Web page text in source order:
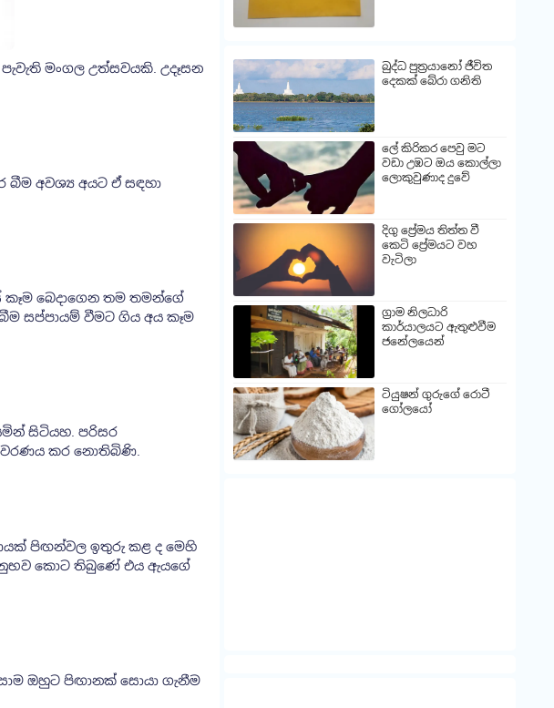
මංගල උත්සවයකි. උදෑසන
බීම අවශ්‍ය අයට ඒ සඳහා
බෙදාගෙන තම තමන්ගේ
සප්පායම් වීමට ගිය අය කෑම
සිටියහ. පරිසර
කර නොතිබිණි.
පිඟන්වල ඉතුරු කළ ද මෙහි
කොට තිබුණේ එය ඇයගේ
ඔහුට පිඟානක් සොයා ගැනීම
බුද්ධ පුත්‍රයානෝ ජීවිත
දෙකක් බේරා ගනිති
ලේ කිරිකර පෙවු මට
වඩා උඹට ඔය කොල්ලා
ලොකුවුණාද දුවේ
දිගු ප්‍රේමය තිත්ත වී
කෙටි ප්‍රේමයට වහ
වැටිලා
ග්‍රාම නිලධාරි
කාර්යාලයට ඇතුළුවීම
ජනේලයෙන්
ටියුෂන් ගුරුගේ රොටී
ගෝලයෝ